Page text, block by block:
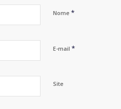
Nome *
E-mail *
Site